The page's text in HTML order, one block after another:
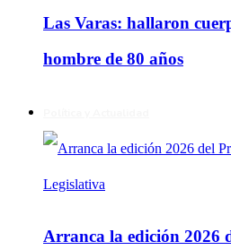
Las Varas: hallaron
hombre de 80 años
Arranca la edición 2026